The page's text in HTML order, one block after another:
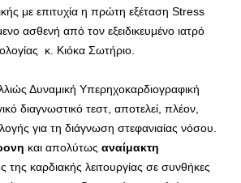
με επιτυχία η πρώτη εξέταση Stress
ασθενή από τον εξειδικευμένο ιατρό
κ. Κιόκα Σωτήριο.
Δυναμική Υπερηχοκαρδιογραφική
διαγνωστικό τεστ, αποτελεί, πλέον,
για τη διάγνωση στεφανιαίας νόσου.
και απολύτως αναίμακτη
της καρδιακής λειτουργίας σε συνθήκες